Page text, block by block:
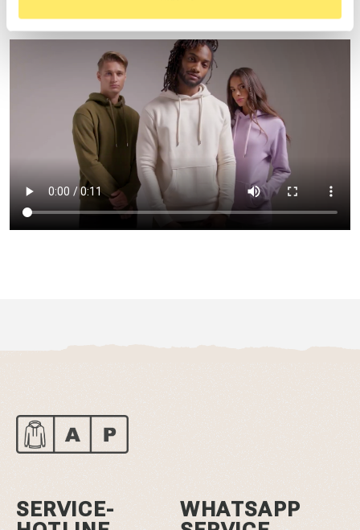
mehr infos
SERVICE-
WHATSAPP